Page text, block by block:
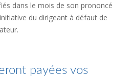
dans le mois de son prononcé
du dirigeant à défaut de
payées vos